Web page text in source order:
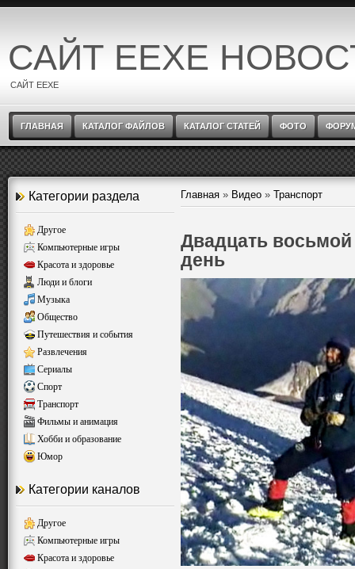
САЙТ EEXE
САЙТ EEXE
ГЛАВНАЯ КАТАЛОГ ФАЙЛОВ КАТАЛОГ СТАТЕЙ ФОТО
Категории раздела
Другое
Компьютерные игры
Красота и здоровье
Люди и блоги
Музыка
Общество
Путешествия и события
Развлечения
Сериалы
Спорт
Транспорт
Фильмы и анимация
Хобби и образование
Юмор
Категории каналов
Другое
Компьютерные игры
Красота и здоровье
Главная » Видео » Транспорт
Двадцать
день